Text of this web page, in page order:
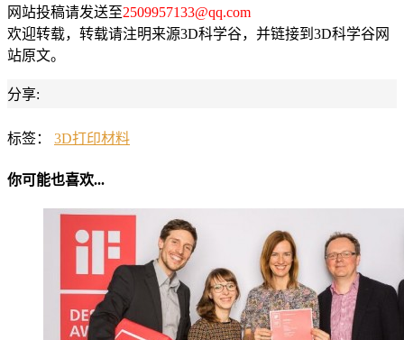
网站投稿请发送至2509957133@qq.com
欢迎转载，转载请注明来源3D科学谷，并链接到3D科学谷网
站原文。
分享:
标签： 3D打印材料
你可能也喜欢...